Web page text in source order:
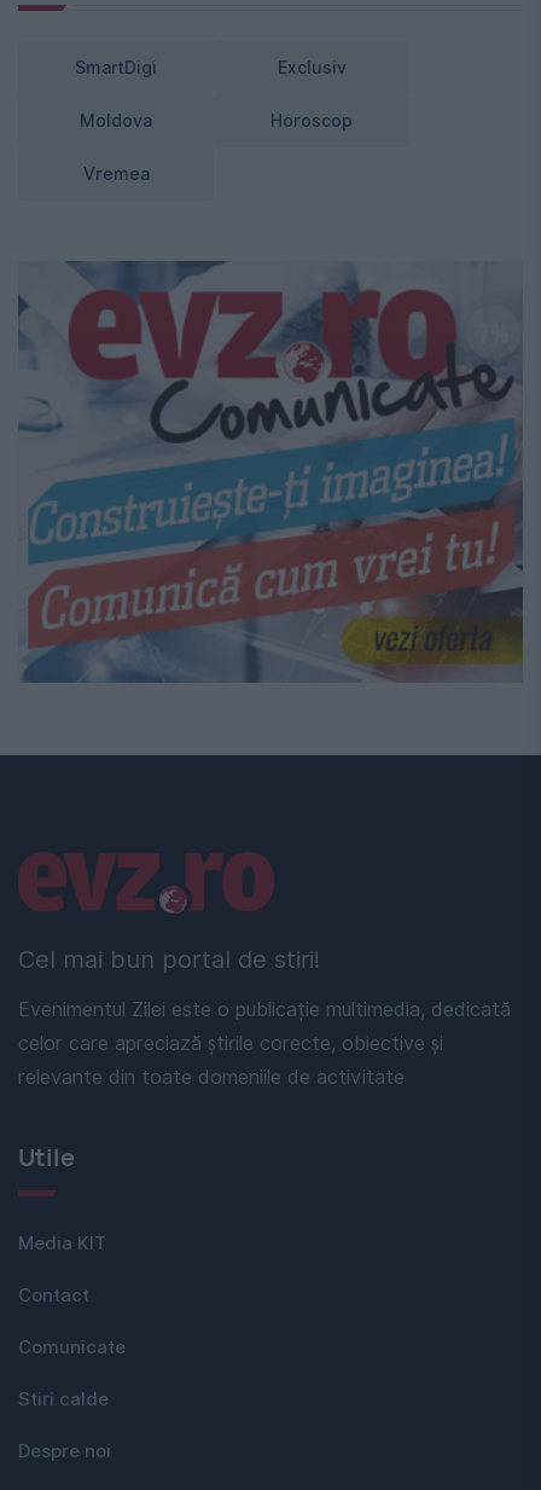
SmartDigi Exclusiv
Moldova Horoscop
Vremea
Cel mai bun portal de stiri!
Evenimentul Zilei este o publicație multimedia, dedicată
celor care apreciază știrile corecte, obiective și
relevante din toate domeniile de activitate
Linkuri utile
Utile
Media KIT
Contact
Comunicate
Stiri calde
Despre noi